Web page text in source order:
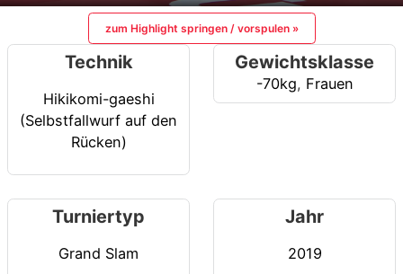
zum Highlight springen / vorspulen »
Technik
Hikikomi-gaeshi
(Selbstfallwurf auf den
Rücken)
Gewichtsklasse
-70kg, Frauen
Turniertyp
Grand Slam
Jahr
2019